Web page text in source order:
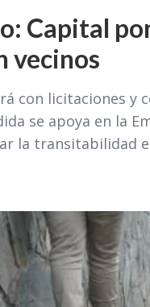
Capital
vecinos
con licitaciones y
se apoya en la
la transitabilidad